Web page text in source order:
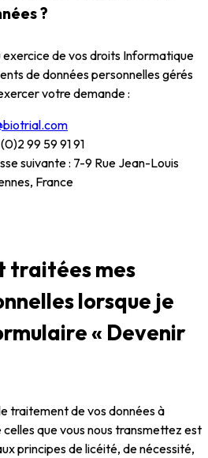
?
de vos droits Informatique
de données personnelles gérés
votre demande :
99 59 91 91
suivante : 7-9 Rue Jean-Louis
France
traitées mes
lorsque je
« Devenir
traitement de vos données à
que vous nous transmettez est
principes de licéité, de nécessité,